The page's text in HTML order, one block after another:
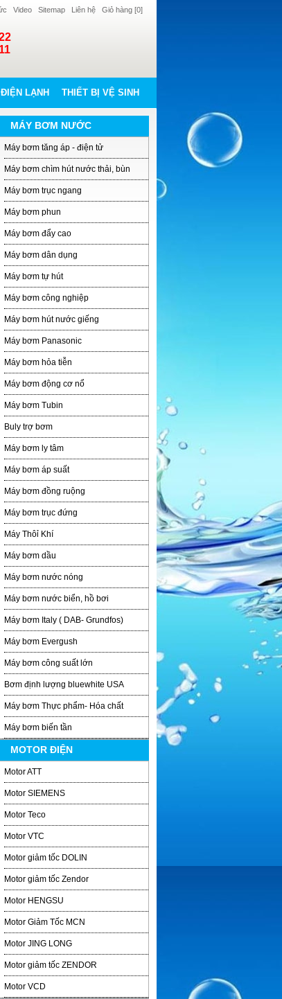
Video Sitemap Liên hệ Giỏ hàng [0]
ĐIỆN LẠNH THIẾT BỊ VỆ SINH
MÁY BƠM NƯỚC
Máy bơm tăng áp - điện tử
Máy bơm chìm hút nước thải, bùn
Máy bơm trục ngang
Máy bơm phun
Máy bơm đẩy cao
Máy bơm dân dụng
Máy bơm tự hút
Máy bơm công nghiệp
Máy bơm hút nước giếng
Máy bơm Panasonic
Máy bơm hỏa tiễn
Máy bơm động cơ nổ
Máy bơm Tubin
Buly trợ bơm
Máy bơm ly tâm
Máy bơm áp suất
Máy bơm đồng ruộng
Máy bơm trục đứng
Máy Thôỉ Khí
Máy bơm dầu
Máy bơm nước nóng
Máy bơm nước biển, hồ bơi
Máy bơm Italy ( DAB- Grundfos)
Máy bơm Evergush
Máy bơm công suất lớn
Bơm định lượng bluewhite USA
Máy bơm Thực phẩm- Hóa chất
Máy bơm biến tần
MOTOR ĐIỆN
Motor ATT
Motor SIEMENS
Motor Teco
Motor VTC
Motor giảm tốc DOLIN
Motor giảm tốc Zendor
Motor HENGSU
Motor Giảm Tốc MCN
Motor JING LONG
Motor giảm tốc ZENDOR
Motor VCD